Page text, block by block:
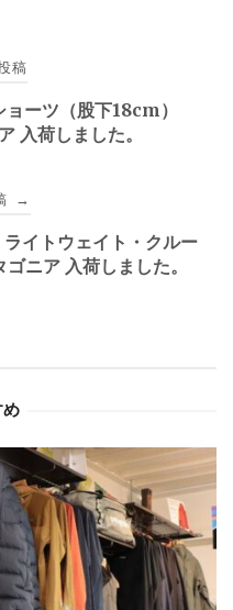
稿
ーツ（股下18cm）
入荷しました。
→
イトウェイト・クルー
ニア 入荷しました。
め